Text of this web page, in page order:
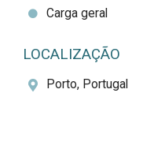
Carga geral
LOCALIZAÇÃO
Porto, Portugal